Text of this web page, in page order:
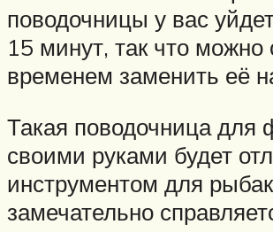
поводочницы у вас
15 минут, так что можно
временем заменить её
Такая поводочница для
своими руками будет
инструментом для
замечательно